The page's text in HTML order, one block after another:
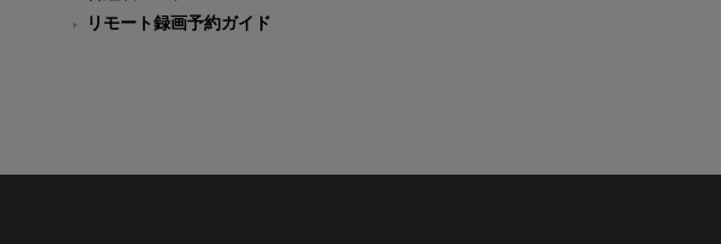
リモート録画予約ガイド